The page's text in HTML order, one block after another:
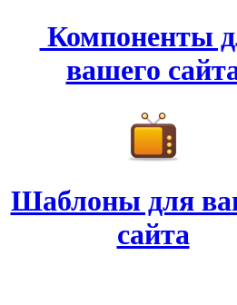
Компоненты
вашего
Шаблоны для
сайта